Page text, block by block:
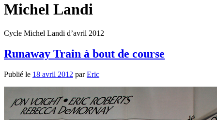
Michel Landi
Cycle Michel Landi d’avril 2012
Runaway Train à bout de course
Publié le 18 avril 2012 parEric